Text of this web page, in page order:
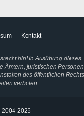
Kontakt
hin! In Ausübung dieses
Ämtern, juristischen Personen
des öffentlichen Rechts
verboten.
2004-2026